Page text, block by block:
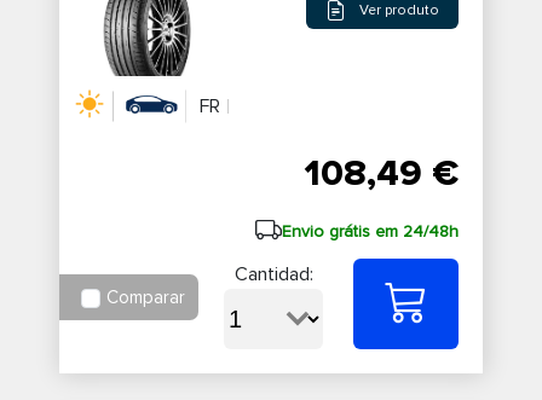
Ver produto
FR
108,49 €
Envio grátis em 24/48h
Comparar
Cantidad: